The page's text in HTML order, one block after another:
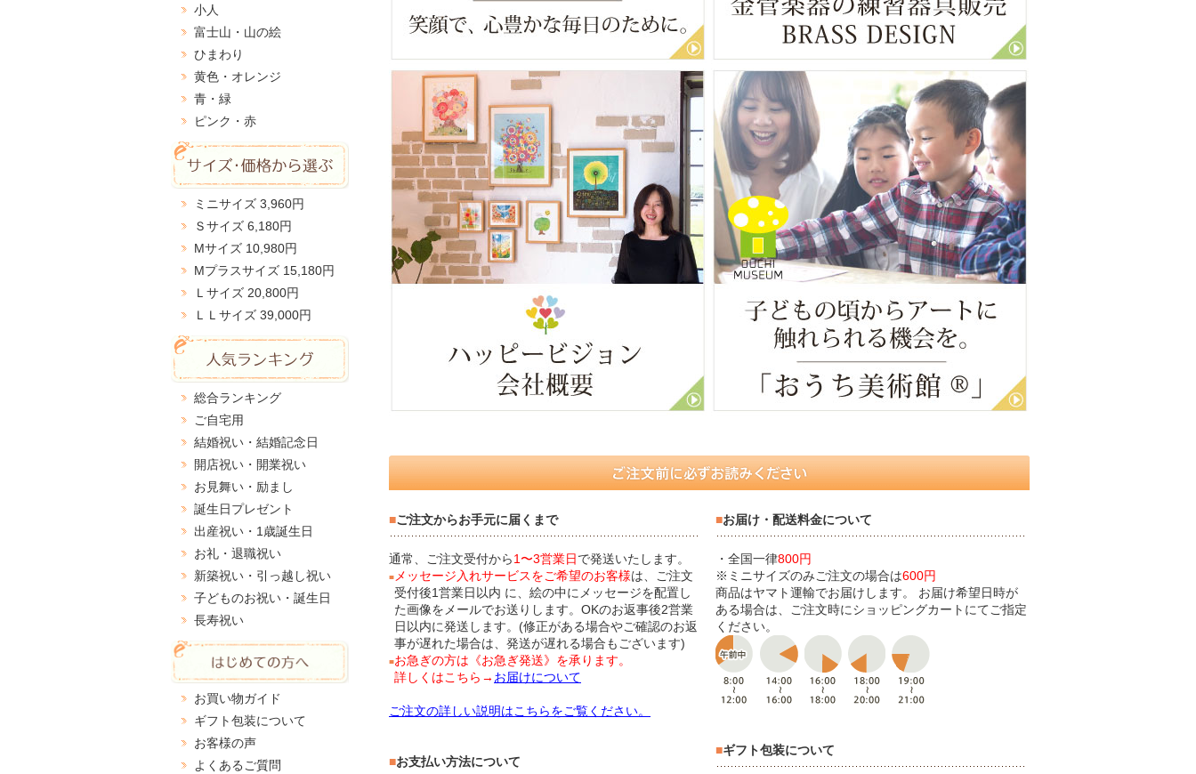
■ご注文からお手元に届くまで
通常、ご注文受付から 1〜3営業日 で発送いたします。
■メッセージ入れサービスをご希望のお客様は、ご注文
受付後1営業日以内 に、絵の中にメッセージを配置し
た画像をメールでお送りします。OKのお返事後2営業
日以内に発送します。(修正がある場合やご確認のお返
事が遅れた場合は、発送が遅れる場合もございます)
■お急ぎの方は《お急ぎ発送》を承ります。
詳しくはこちら→ お届けについて
ご注文の詳しい説明はこちらをご覧ください。
■お支払い方法について
■お届け・配送料金について
・全国一律800円
※ミニサイズのみご注文の場合は600円
商品はヤマト運輸でお届けします。 お届け希望日時が
ある場合は、ご注文時にショッピングカートにてご指定
ください。
■ギフト包装について
小人
富士山・山の絵
ひまわり
黄色・オレンジ
青・緑
ピンク・赤
ミニサイズ 3,960円
Ｓサイズ 6,180円
Мサイズ 10,980円
Мプラスサイズ 15,180円
Ｌサイズ 20,800円
ＬＬサイズ 39,000円
総合ランキング
ご自宅用
結婚祝い・結婚記念日
開店祝い・開業祝い
お見舞い・励まし
誕生日プレゼント
出産祝い・1歳誕生日
お礼・退職祝い
新築祝い・引っ越し祝い
子どものお祝い・誕生日
長寿祝い
お買い物ガイド
ギフト包装について
お客様の声
よくあるご質問